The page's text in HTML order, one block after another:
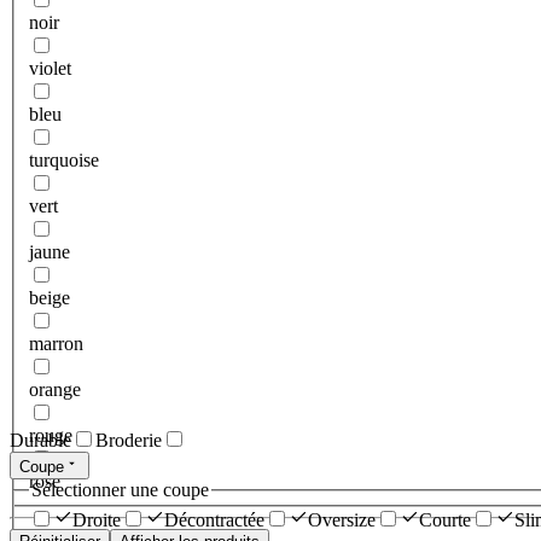
noir
violet
bleu
turquoise
vert
jaune
beige
marron
orange
rouge
rose
Durable Broderie
Coupe
Sélectionner une coupe
Droite
Décontractée Oversize Courte